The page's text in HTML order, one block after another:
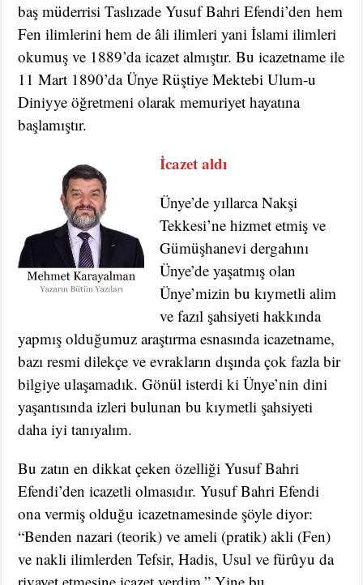
baş müderrisi Taslızade Yusuf Bahri Efendi’den hem
Fen ilimlerini hem de âli ilimleri yani İslami ilimleri
okumuş ve 1889’da icazet almıştır. Bu icazetname ile
11 Mart 1890’da Ünye Rüştiye Mektebi Ulum-u
Diniyye öğretmeni olarak memuriyet hayatına
başlamıştır.
İcazet aldı
Ünye’de yıllarca Nakşi
Tekkesi’ne hizmet etmiş ve
Gümüşhanevi dergahını
Ünye’de yaşatmış olan
Ünye’mizin bu kıymetli alim
ve fazıl şahsiyeti hakkında
yapmış olduğumuz araştırma esnasında icazetname,
bazı resmi dilekçe ve evrakların dışında çok fazla bir
bilgiye ulaşamadık. Gönül isterdi ki Ünye’nin dini
yaşantısında izleri bulunan bu kıymetli şahsiyeti
daha iyi tanıyalım.
Bu zatın en dikkat çeken özelliği Yusuf Bahri
Efendi’den icazetli olmasıdır. Yusuf Bahri Efendi
ona vermiş olduğu icazetnamesinde şöyle diyor:
“Benden nazari (teorik) ve ameli (pratik) akli (Fen)
ve nakli ilimlerden Tefsir, Hadis, Usul ve fürûyu da